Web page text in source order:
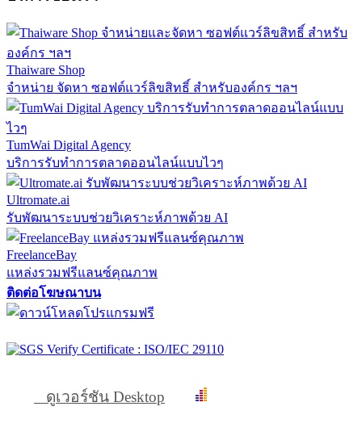
Thaiware Shop
จำหน่าย จัดหา ซอฟต์แวร์ลิขสิทธิ์ สำหรับองค์กร ฯลฯ
TumWai Digital Agency
บริการรับทำการตลาดออนไลน์แบบไวๆ
Ultromate.ai
รับพัฒนาระบบช่วยวิเคราะห์ภาพด้วย AI
FreelanceBay
แหล่งรวมฟรีแลนซ์คุณภาพ
ติดต่อโฆษณาบน
ดูเวอร์ชัน Desktop